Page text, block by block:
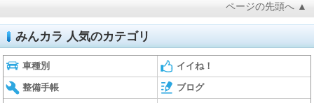
ページの先頭へ ▲
みんカラ 人気のカテゴリ
車種別 イイね！
整備手帳 ブログ